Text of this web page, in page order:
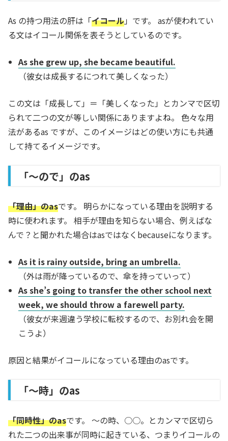
As の持つ用法の肝は「イコール」です。 asが使われてい
る文はイコール関係を表そうとしているのです。
As she grew up, she became beautiful.
（彼女は成長するにつれて美しくなった）
この文は「成長して」＝「美しくなった」とカンマで区切
られて二つの文が等しい関係にありますよね。 色々な用
法があるas ですが、このイメージはどの使い方にも共通
して持てるイメージです。
「～ので」のas
「理由」のasです。 明らかになっている理由を説明する
時に使われます。 相手が理由を知らない場合、例えばな
んで？と聞かれた場合はasではなくbecauseになります。
As it is rainy outside, bring an umbrella.
（外は雨が降っているので、傘を持っていって）
As she’s going to transfer the other school next
week, we should throw a farewell party.
（彼女が来週違う学校に転校するので、お別れ会を開
こうよ）
原因と結果がイコールになっている理由のasです。
「～時」のas
「同時性」のasです。 ～の時、○○。とカンマで区切ら
れた二つの出来事が同時に起きている、つまりイコールの